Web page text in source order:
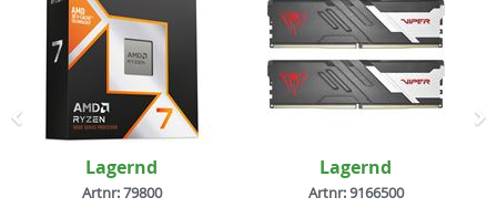
Lagernd
Artnr: 79800
Lagernd
Artnr: 9166500
Zurück